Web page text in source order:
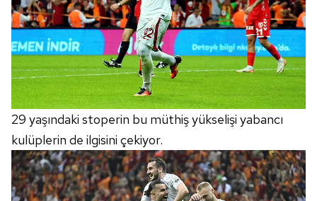
29 yaşındaki stoperin bu müthiş yükselişi yabancı
kulüplerin de ilgisini çekiyor.